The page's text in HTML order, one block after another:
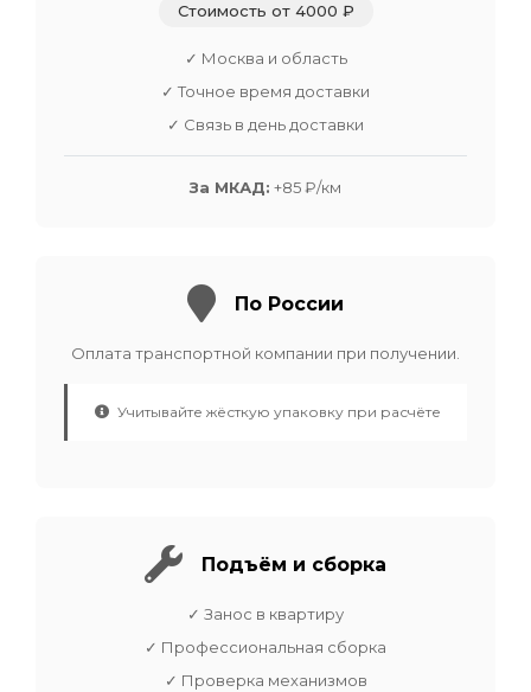
Стоимость от 4000 ₽
✓ Москва и область
✓ Точное время доставки
✓ Связь в день доставки
За МКАД: +85 ₽/км
По России
Оплата транспортной компании при получении.
Учитывайте жёсткую упаковку при расчёте
Подъём и сборка
✓ Занос в квартиру
✓ Профессиональная сборка
✓ Проверка механизмов